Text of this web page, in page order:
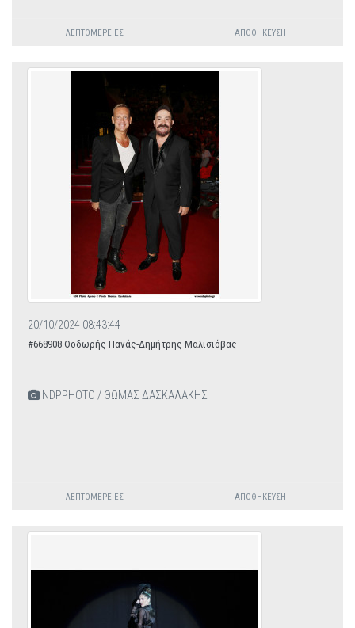
ΛΕΠΤΟΜΈΡΕΙΕΣ ΑΠΟΘΉΚΕΥΣΗ
20/10/2024 08:43:44
#668908 Θοδωρής Πανάς-Δημήτρης Μαλισιόβας
NDPPHOTO / ΘΩΜΑΣ ΔΑΣΚΑΛΑΚΗΣ
ΛΕΠΤΟΜΈΡΕΙΕΣ ΑΠΟΘΉΚΕΥΣΗ